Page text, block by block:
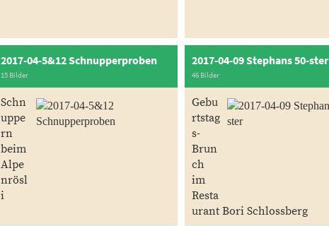
2017-04-5&12 Schnupperproben
15 Bilder
Schn
uppe
rn
beim
Alpe
nrösl
i
2017-04-09 Stephans 50-ster
46 Bilder
Gebu
rtstag
s-
Brun
ch
im
Resta
urant Bori Schlossberg